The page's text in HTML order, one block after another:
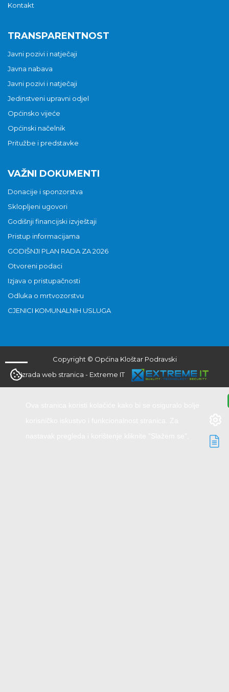
Kontakt
TRANSPARENTNOST
Javni pozivi i natječaji
Javna nabava
Javni pozivi i natječaji
Jedinstveni upravni odjel
Općinsko vijeće
Općinski načelnik
Pritužbe i predstavke
VAŽNI DOKUMENTI
Donacije i sponzorstva
Sklopljeni ugovori
Godišnji financijski izvještaji
Pristup informacijama
GODIŠNJI PLAN RADA ZA 2026
Otvoreni podaci
Izjava o pristupačnosti
Odluka o mrtvozorstvu
CJENICI KOMUNALNIH USLUGA
Copyright © Općina Kloštar Podravski
Izrada web stranica - Extreme IT